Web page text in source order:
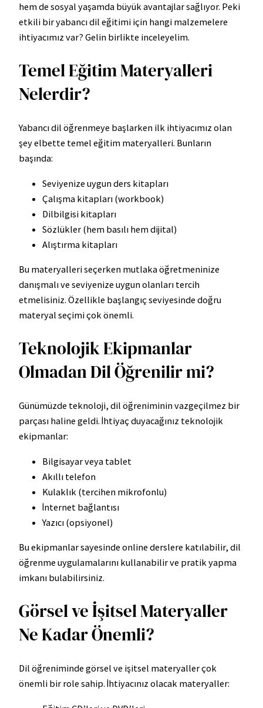
hem de sosyal yaşamda büyük avantajlar sağlıyor. Peki
etkili bir yabancı dil eğitimi için hangi malzemelere
ihtiyacımız var? Gelin birlikte inceleyelim.
Temel Eğitim Materyalleri
Nelerdir?
Yabancı dil öğrenmeye başlarken ilk ihtiyacımız olan
şey elbette temel eğitim materyalleri. Bunların
başında:
Seviyenize uygun ders kitapları
Çalışma kitapları (workbook)
Dilbilgisi kitapları
Sözlükler (hem basılı hem dijital)
Alıştırma kitapları
Bu materyalleri seçerken mutlaka öğretmeninize
danışmalı ve seviyenize uygun olanları tercih
etmelisiniz. Özellikle başlangıç seviyesinde doğru
materyal seçimi çok önemli.
Teknolojik Ekipmanlar
Olmadan Dil Öğrenilir mi?
Günümüzde teknoloji, dil öğreniminin vazgeçilmez bir
parçası haline geldi. İhtiyaç duyacağınız teknolojik
ekipmanlar:
Bilgisayar veya tablet
Akıllı telefon
Kulaklık (tercihen mikrofonlu)
İnternet bağlantısı
Yazıcı (opsiyonel)
Bu ekipmanlar sayesinde online derslere katılabilir, dil
öğrenme uygulamalarını kullanabilir ve pratik yapma
imkanı bulabilirsiniz.
Görsel ve İşitsel Materyaller
Ne Kadar Önemli?
Dil öğreniminde görsel ve işitsel materyaller çok
önemli bir role sahip. İhtiyacınız olacak materyaller: